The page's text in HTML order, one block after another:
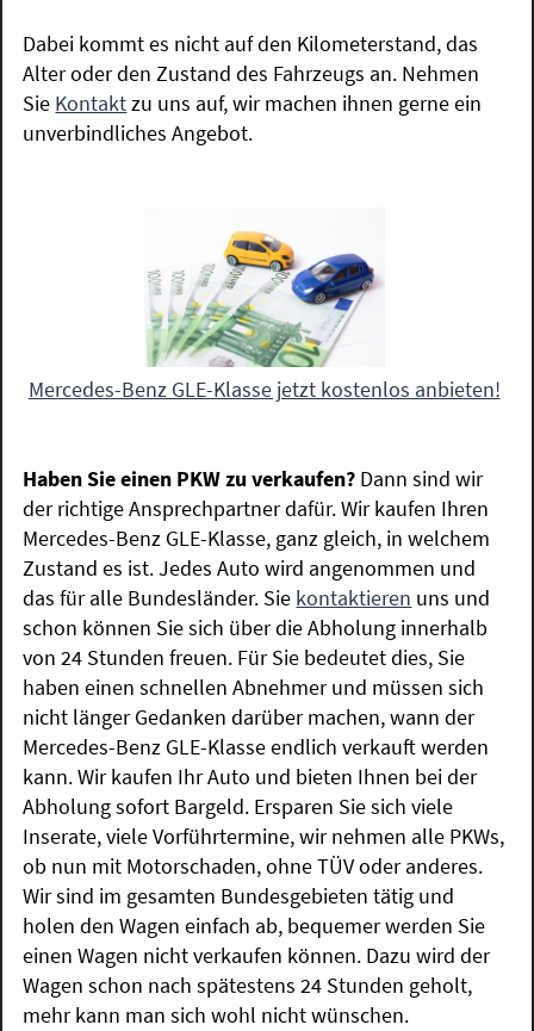
Dabei kommt es nicht auf den Kilometerstand, das
Alter oder den Zustand des Fahrzeugs an. Nehmen
Sie Kontaktzu uns auf, wir machen ihnen gerne ein
unverbindliches Angebot.
Mercedes-Benz GLE-Klasse jetzt kostenlos anbieten!
Haben Sie einen PKW zu verkaufen? Dann sind wir
der richtige Ansprechpartner dafür. Wir kaufen Ihren
Mercedes-Benz GLE-Klasse, ganz gleich, in welchem
Zustand es ist. Jedes Auto wird angenommen und
das für alle Bundesländer. Sie kontaktieren uns und
schon können Sie sich über die Abholung innerhalb
von 24 Stunden freuen. Für Sie bedeutet dies, Sie
haben einen schnellen Abnehmer und müssen sich
nicht länger Gedanken darüber machen, wann der
Mercedes-Benz GLE-Klasse endlich verkauft werden
kann. Wir kaufen Ihr Auto und bieten Ihnen bei der
Abholung sofort Bargeld. Ersparen Sie sich viele
Inserate, viele Vorführtermine, wir nehmen alle PKWs,
ob nun mit Motorschaden, ohne TÜV oder anderes.
Wir sind im gesamten Bundesgebieten tätig und
holen den Wagen einfach ab, bequemer werden Sie
einen Wagen nicht verkaufen können. Dazu wird der
Wagen schon nach spätestens 24 Stunden geholt,
mehr kann man sich wohl nicht wünschen.